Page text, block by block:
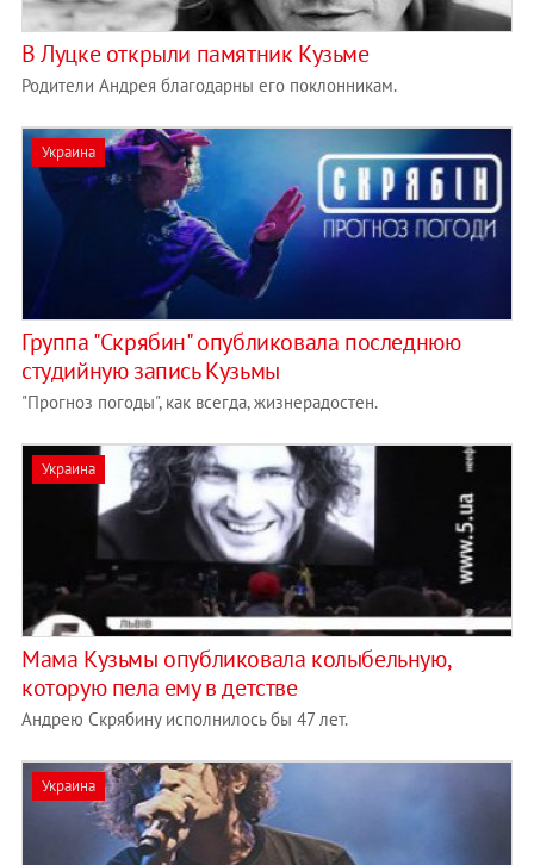
В Луцке открыли памятник Кузьме
Родители Андрея благодарны его поклонникам.
Украина
Группа "Скрябин" опубликовала последнюю
студийную запись Кузьмы
"Прогноз погоды", как всегда, жизнерадостен.
Украина
Мама Кузьмы опубликовала колыбельную,
которую пела ему в детстве
Андрею Скрябину исполнилось бы 47 лет.
Украина